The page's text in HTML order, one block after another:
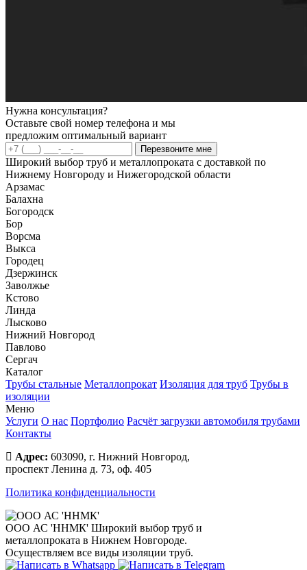
Нужна консультация?
Оставьте свой номер телефона и мы
предложим оптимальный вариант
Перезвоните мне
Широкий выбор труб и металлопроката с доставкой по
Нижнему Новгороду и Нижегородской области
Арзамас
Балахна
Богородск
Бор
Ворсма
Выкса
Городец
Дзержинск
Заволжье
Кстово
Линда
Лысково
Нижний Новгород
Павлово
Сергач
Каталог
Трубы стальные Металлопрокат Изоляция для труб Трубы в
изоляции
Меню
Услуги О нас Портфолио Расчёт загрузки автомобиля трубами
Контакты
Адрес: 603090, г. Нижний Новгород,
проспект Ленина д. 73, оф. 405
Политика конфиденциальности
ООО АС 'ННМК' Широкий выбор труб и
металлопроката в Нижнем Новгороде.
Осуществляем все виды изоляции труб.